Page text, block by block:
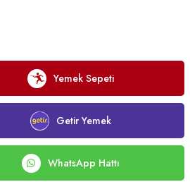
Yemek Sepeti
Getir Yemek
WhatsApp Hattı